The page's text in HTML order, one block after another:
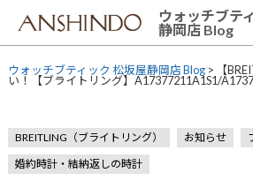
content
ウォッチブテ
静岡店 Blog
ウォッチブティック 松坂屋静岡店 Blog> 【
い！【ブライトリング】A17377211A1S1/
BREITLING（ブライトリング） お知らせ
婚約時計・結納返しの時計